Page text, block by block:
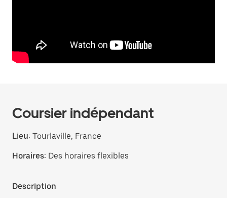
Coursier indépendant
Lieu: Tourlaville, France
Horaires: Des horaires flexibles
Description